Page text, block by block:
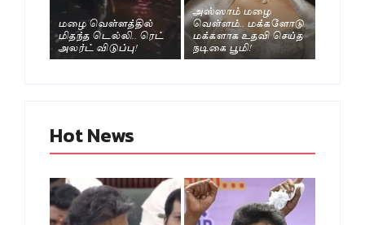
மழை வெள்ளத்தில்
மிதந்த டெல்லி.. ரெட்
அலர்ட் விடுப்பு!
அஸ்ஸாம் மழை
வெள்ளம்.. மக்களோடு
மக்களாக உதவி செய்த
நடிகை பூமி!
Hot News